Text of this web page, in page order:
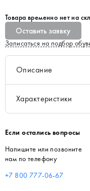
Товара временно нет на
Оставить заявку
Записаться на подбор
Описание
Характеристики
Если остались вопросы
Напишите или позвоните
нам по телефону
+7 800 777-06-67